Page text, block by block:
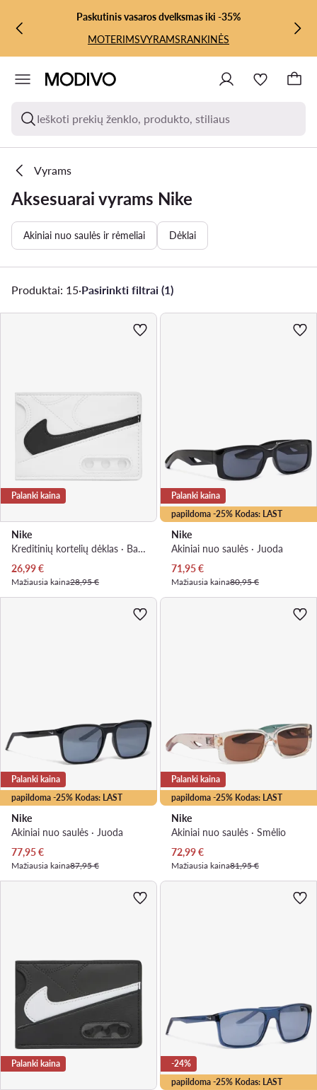
PEREITI PRIE PAGRINDINIO TURINIO
PEREITI Į PAIEŠKĄPaskutinis vasaros dvelksmas iki -35%
MOTERIMSVYRAMSRANKINĖS
Ieškoti prekių ženklo, produkto, stiliaus
Vyrams
Aksesuarai vyrams Nike
Akiniai nuo saulės ir rėmeliai Dėklai
Produktai: 15·Pasirinkti filtrai (1)
Palanki kaina
Nike
Kreditinių kortelių dėklas · Balta
Dabartinė kaina
26,99€
Mažiausia kaina28,95 €
papildoma -25% Kodas: LAST
Palanki kaina
Nike
Akiniai nuo saulės · Juoda
Dabartinė kaina
71,95€
Mažiausia kaina80,95 €
papildoma -25% Kodas: LAST
Palanki kaina
Nike
Akiniai nuo saulės · Juoda
Dabartinė kaina
77,95€
Mažiausia kaina87,95 €
papildoma -25% Kodas: LAST
Palanki kaina
Nike
Akiniai nuo saulės · Smėlio
Dabartinė kaina
72,99€
Mažiausia kaina81,95 €
Palanki kaina
papildoma -25% Kodas: LAST
-24%